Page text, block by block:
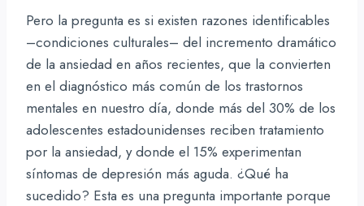
Pero la pregunta es si existen razones identificables
–condiciones culturales– del incremento dramático
de la ansiedad en años recientes, que la convierten
en el diagnóstico más común de los trastornos
mentales en nuestro día, donde más del 30% de los
adolescentes estadounidenses reciben tratamiento
por la ansiedad, y donde el 15% experimentan
síntomas de depresión más aguda. ¿Qué ha
sucedido? Esta es una pregunta importante porque